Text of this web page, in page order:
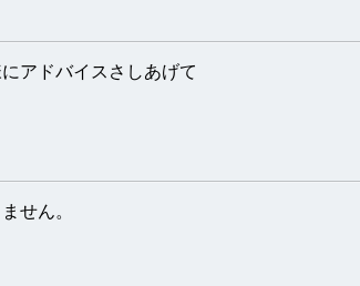
アドバイスさしあげて
せん。